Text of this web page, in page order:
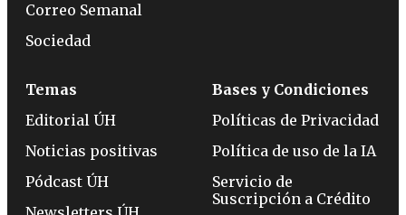
Correo Semanal
Sociedad
Temas
Editorial ÚH
Noticias positivas
Pódcast ÚH
Bases y Condiciones
Políticas de Privacidad
Política de uso de la IA
Servicio de
Suscripción a Crédito